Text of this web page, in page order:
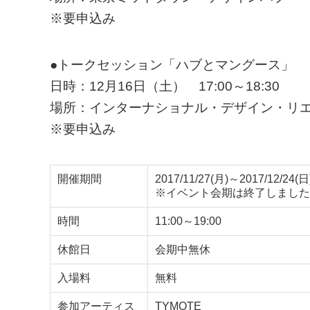
※要申込み
●トークセッション「ハブとマングース」
日時：12月16日（土） 17:00～18:30
場所：インターナショナル・デザイン・リ
※要申込み
開催期間
2017/11/27(月)～2017/12/24(
※イベント会期は終了しました
時間 11:00～19:00
休館日 会期中無休
入場料 無料
参加アーティス
TYMOTE